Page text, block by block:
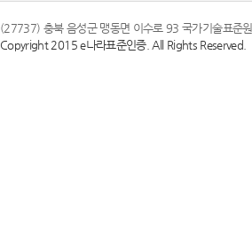
(27737) 충북 음성군 맹동면 이수로 93 국가기술표준원
Copyright 2015 e나라표준인증. All Rights Reserved.